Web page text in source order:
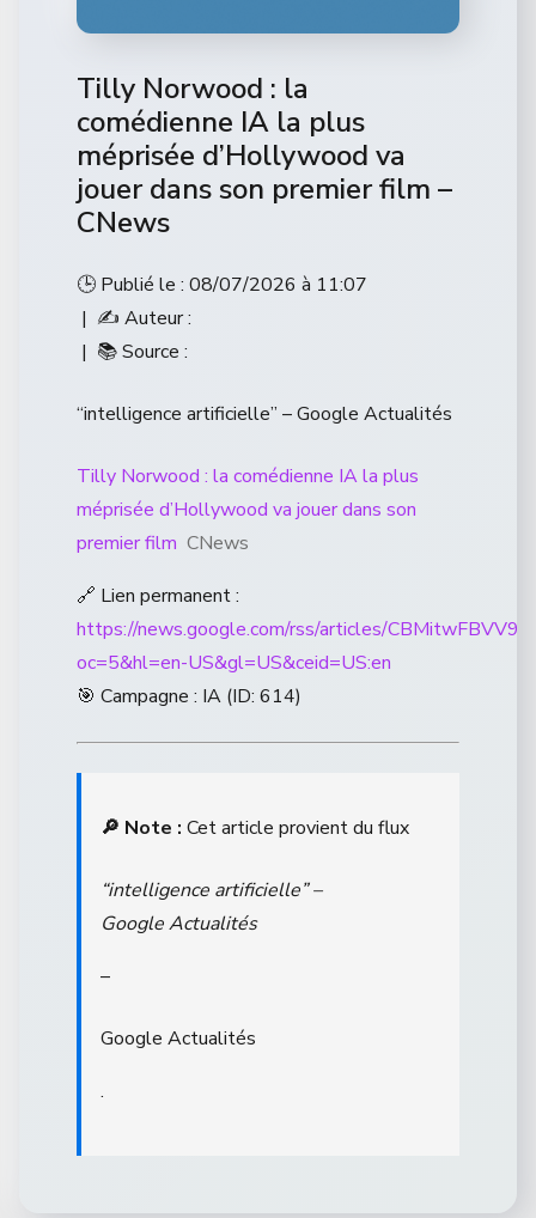
Tilly Norwood : la
comédienne IA la plus
méprisée d’Hollywood va
jouer dans son premier film –
CNews
🕒 Publié le : 08/07/2026 à 11:07
| ✍️ Auteur :
| 📚 Source :
“intelligence artificielle” – Google Actualités
Tilly Norwood : la comédienne IA la plus
méprisée d’Hollywood va jouer dans son
premier film CNews
🔗 Lien permanent :
https://news.google.com/rss/articles/
oc=5&hl=en-US&gl=US&ceid=US:en
🎯 Campagne : IA (ID: 614)
🔎 Note : Cet article provient du flux
“intelligence artificielle” –
Google Actualités
–
Google Actualités
.